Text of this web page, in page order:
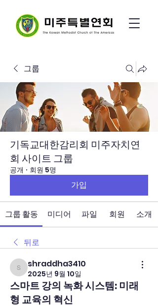
그룹
기독교대한감리회 미주자치연
회 사이트 그룹
공개 · 회원 5명
가입
그룹 활동 미디어 파일 회원 소개
뒤로
shraddha3410
shraddha3410
2025년 9월 10일
스마트 강의 녹화 시스템: 미래
형 교육의 혁신